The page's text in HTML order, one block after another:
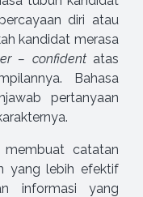
diri atau
kandidat merasa
– confident atas
Bahasa
pertanyaan
membuat catatan
yang lebih efektif
informasi yang